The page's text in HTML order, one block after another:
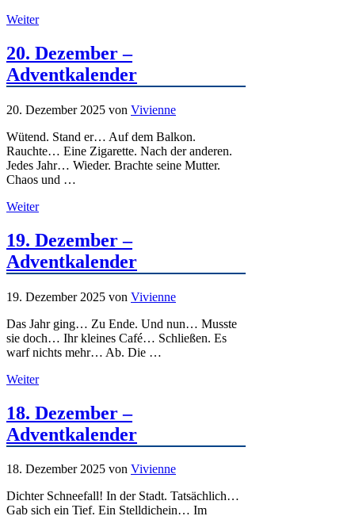
Weiter
20. Dezember –
Adventkalender
20. Dezember 2025 von Vivienne
Wütend. Stand er… Auf dem Balkon.
Rauchte… Eine Zigarette. Nach der anderen.
Jedes Jahr… Wieder. Brachte seine Mutter.
Chaos und …
Weiter
19. Dezember –
Adventkalender
19. Dezember 2025 von Vivienne
Das Jahr ging… Zu Ende. Und nun… Musste
sie doch… Ihr kleines Café… Schließen. Es
warf nichts mehr… Ab. Die …
Weiter
18. Dezember –
Adventkalender
18. Dezember 2025 von Vivienne
Dichter Schneefall! In der Stadt. Tatsächlich…
Gab sich ein Tief. Ein Stelldichein… Im